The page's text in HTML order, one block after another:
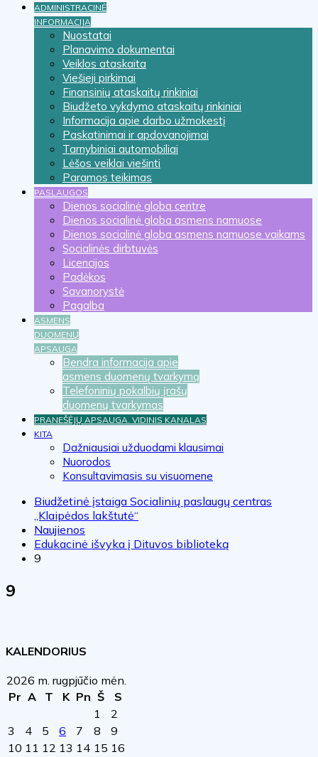
ADMINISTRACINĖ
INFORMACIJA
Nuostatai
Planavimo dokumentai
Veiklos ataskaita
Viešieji pirkimai
Finansinių ataskaitų rinkiniai
Biudžeto vykdymo ataskaitų rinkiniai
Informacija apie darbo užmokestį
Paskatinimai ir apdovanojimai
Tarnybiniai automobiliai
Lėšos veiklai viešinti
Paramos teikimas
PASLAUGOS
Dienos socialinė globa centre
Dienos socialinė globa asmens namuose
Dienos socialinė globa asmens namuose vaikams
Socialinės dirbtuvės
Licencijos
Padėkos
Savanorystė
Pagalba
ASMENS
DUOMENŲ
APSAUGA
Bendra informacija apie
asmens duomenų tvarkymą
Telefoninių pokalbių įrašų
duomenų tvarkymas
PRANEŠĖJŲ APSAUGA. VIDINIS KANALAS
KITA
Dažniausiai užduodami klausimai
Nuorodos
Konsultavimasis su visuomene
Biudžetinė įstaiga Socialinių paslaugų centras
„Klaipėdos lakštutė“
Naujienos
Edukacinė išvyka į Dituvos biblioteką
9
9
KALENDORIUS
2026 m. rugpjūčio mėn.
Pr A T K Pn Š
S
1
2
3
4 5 6 7 8
9
10 11 12 13 14 15 16